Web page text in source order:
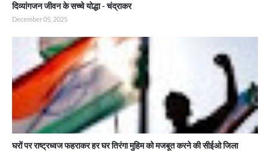
दिव्यांगजन जीवन के सच्चे योद्धा - चंद्राकर
December 05, 2025
घरों पर राष्ट्रध्वज फहराकर हर घर तिरंगा मुहिम को मजबूत करने की सीईओ जिला